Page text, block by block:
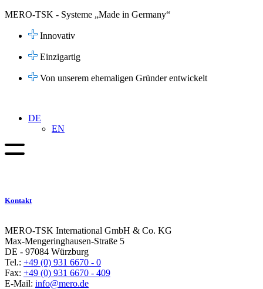
Zum
springen
MERO-TSK - Systeme „Made in Germany“
Innovativ
Einzigartig
Von unserem ehemaligen Gründer entwickelt
DE
EN
Kontakt
MERO-TSK International GmbH & Co. KG
Max-Mengeringhausen-Straße 5
DE - 97084 Würzburg
Tel.: +49 (0) 931 6670 - 0
Fax: +49 (0) 931 6670 - 409
E-Mail: info@mero.de